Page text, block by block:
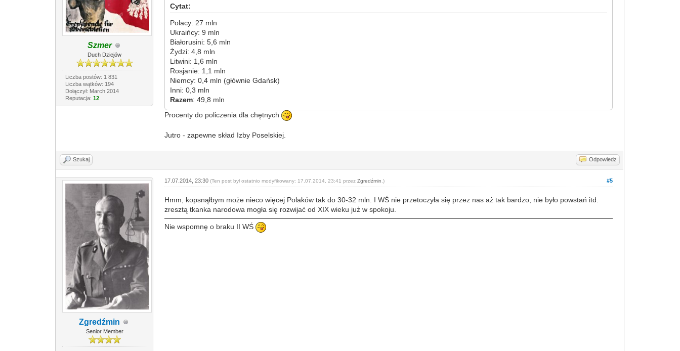
Szmer
Duch Dziejów
Liczba postów: 1 831
Liczba wątków: 194
Dołączył: March 2014
Reputacja: 12
Cytat:
Polacy: 27 mln
Ukraińcy: 9 mln
Białorusini: 5,6 mln
Żydzi: 4,8 mln
Litwini: 1,6 mln
Rosjanie: 1,1 mln
Niemcy: 0,4 mln (głównie Gdańsk)
Inni: 0,3 mln
Razem: 49,8 mln
Procenty do policzenia dla chętnych
Jutro - zapewne skład Izby Poselskiej.
Szukaj Odpowiedz
Zgredźmin
Senior Member
#5
17.07.2014, 23:30(Ten post był ostatnio modyfikowany: 17.07.2014, 23:41 przezZgredźmin .)
Hmm, kopsnąłbym może nieco więcej Polaków tak do 30-32 mln. I WŚ nie przetoczyła się przez nas aż tak bardzo, nie było powstań itd.
zresztą tkanka narodowa mogła się rozwijać od XIX wieku już w spokoju.
Nie wspomnę o braku II WŚ